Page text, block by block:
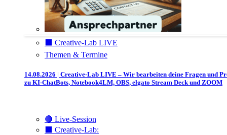
⬛️ Creative-Lab LIVE
Themen & Termine
14.08.2026 | Creative-Lab LIVE – Wir bearbeiten deine Fragen und
zu KI-ChatBots, Notebook4LM, OBS, elgato Stream Deck und ZOOM
🔴 Live-Session
⬛️ Creative-Lab: